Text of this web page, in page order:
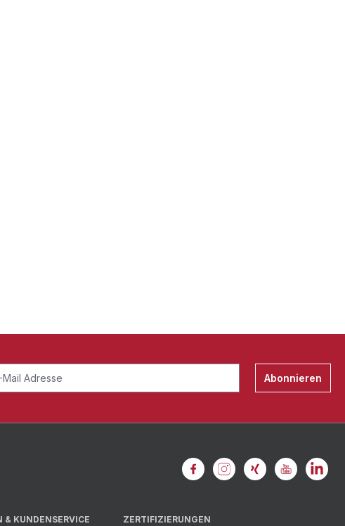
Abonnieren
& KUNDENSERVICE ZERTIFIZIERUNGEN